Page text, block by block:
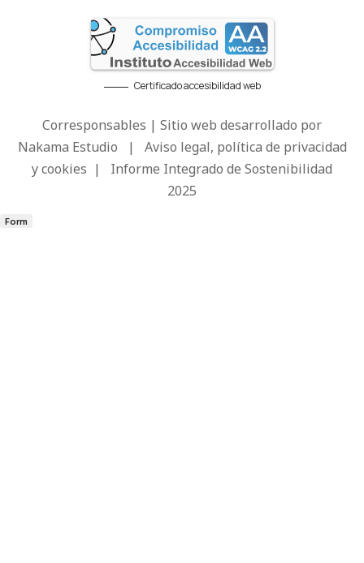
Certificado accesibilidad web
Corresponsables | Sitio web desarrollado por
Nakama Estudio | Aviso legal, política de privacidad
y cookies | Informe Integrado de Sostenibilidad
2025
Form